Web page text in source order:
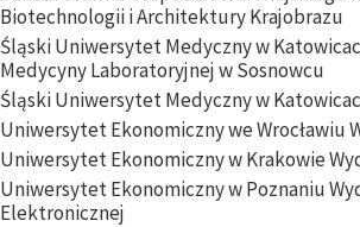
Biotechnologii i Architektury Krajobrazu
Śląski Uniwersytet Medyczny w
Medycyny Laboratoryjnej w Sosnowcu
Śląski Uniwersytet Medyczny w
Uniwersytet Ekonomiczny we Wrocławiu
Uniwersytet Ekonomiczny w Krakowie
Uniwersytet Ekonomiczny w Poznaniu
Elektronicznej